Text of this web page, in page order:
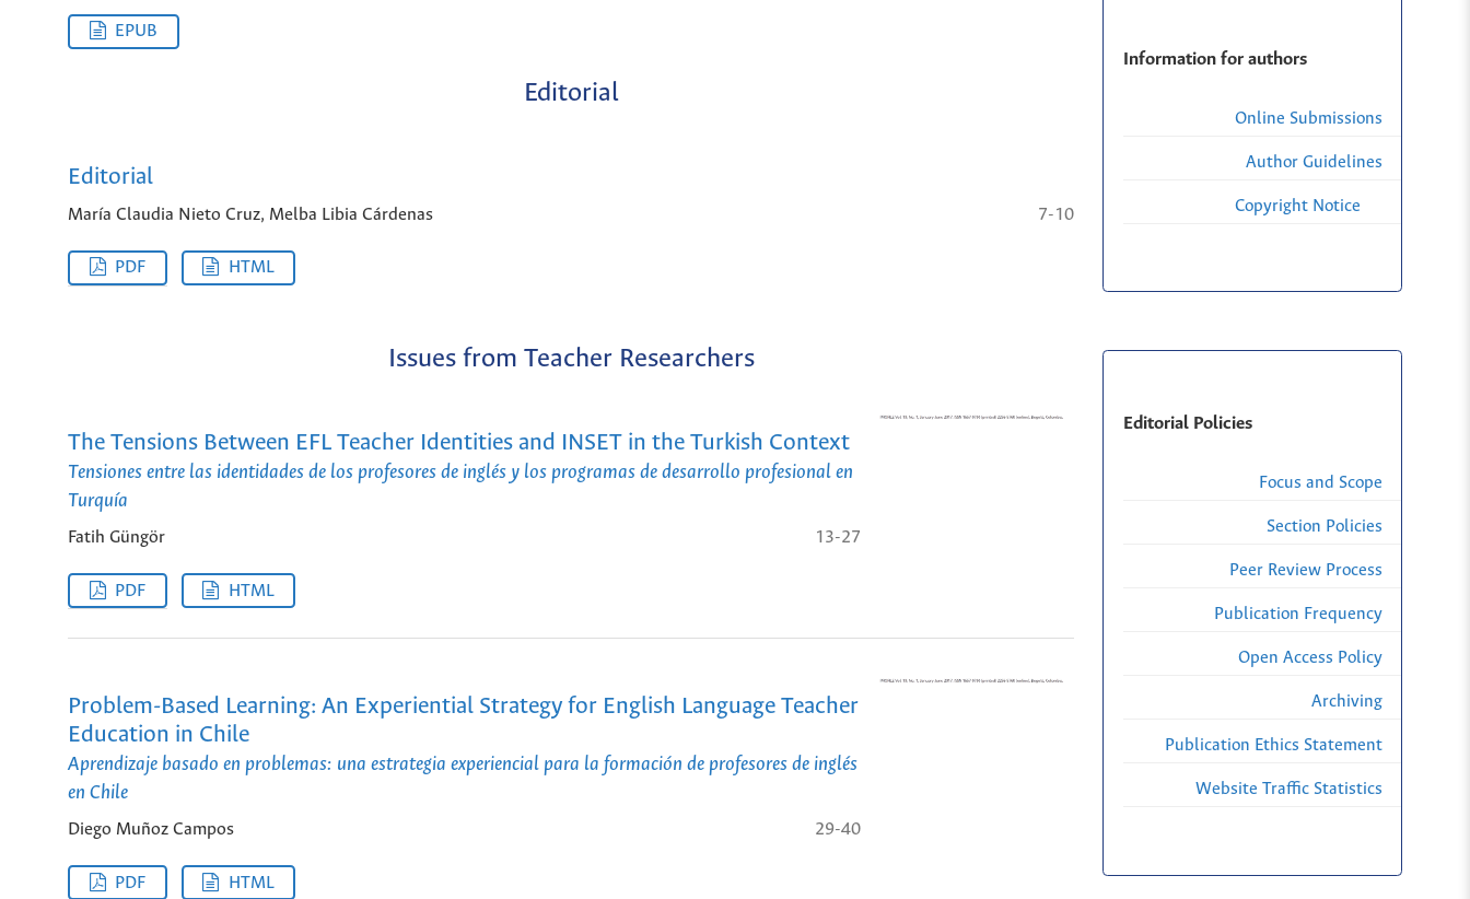
EPUB
Editorial
Editorial
María Claudia Nieto Cruz, Melba Libia Cárdenas 7-10
PDF HTML
Issues from Teacher Researchers
The Tensions Between EFL Teacher Identities and INSET in the Turkish Context
Tensiones entre las identidades de los profesores de inglés y los programas de desarrollo profesional en
Turquía
Fatih Güngör 13-27
PDF HTML
Problem-Based Learning: An Experiential Strategy for English Language Teacher
Education in Chile
Aprendizaje basado en problemas: una estrategia experiencial para la formación de profesores de inglés
en Chile
Diego Muñoz Campos 29-40
PDF HTML
Information for authors
Online Submissions
Author Guidelines
Copyright Notice
Editorial Policies
Focus and Scope
Section Policies
Peer Review Process
Publication Frequency
Open Access Policy
Archiving
Publication Ethics Statement
Website Traffic Statistics